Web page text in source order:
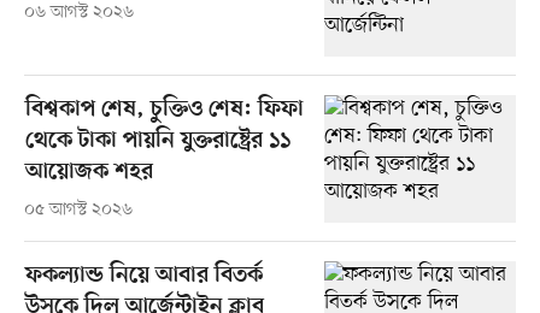
০৬ আগস্ট ২০২৬
বিশ্বকাপ শেষ, চুক্তিও শেষ: ফিফা
থেকে টাকা পায়নি যুক্তরাষ্ট্রের ১১
আয়োজক শহর
০৫ আগস্ট ২০২৬
ফকল্যান্ড নিয়ে আবার বিতর্ক